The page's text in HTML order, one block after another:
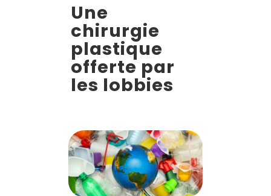
Une
chirurgie
plastique
offerte par
les lobbies